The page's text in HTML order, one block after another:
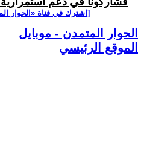
[اشترك في قناة ‫«الحوار
الحوار المتمدن - موبايل
الموقع الرئيسي